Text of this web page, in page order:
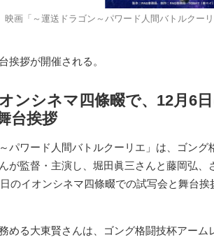
映画「～運送ドラゴン～パワード人間バトルクー
挨拶が開催される。
ンシネマ四條畷で、12月6
台挨拶
パワード人間バトルクーリエ」は、ゴング
が監督・主演し、堀田眞三さんと藤岡弘、
のイオンシネマ四條畷での試写会と舞台
める大東賢さんは、ゴング格闘技杯アーム